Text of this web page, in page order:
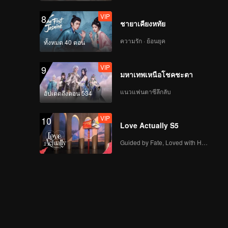
8
ทั้งหมด 40 ตอน
VIP
ชายาเคียงหทัย
ความรัก · ย้อนยุค
9
อัปเดตถึงตอน 534
VIP
มหาเทพเหนือโชคชะตา
แนวแฟนตาซีลึกลับ
10 VIP
Love Actually S5